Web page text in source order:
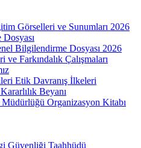
Görselleri ve Sunumları 2026
Bilgilendirme Dosyası 2026
Farkındalık Çalışmaları
Etik Davranış İlkeleri
Beyanı
Organizasyon Kitabı
Güvenliği Taahhüdü